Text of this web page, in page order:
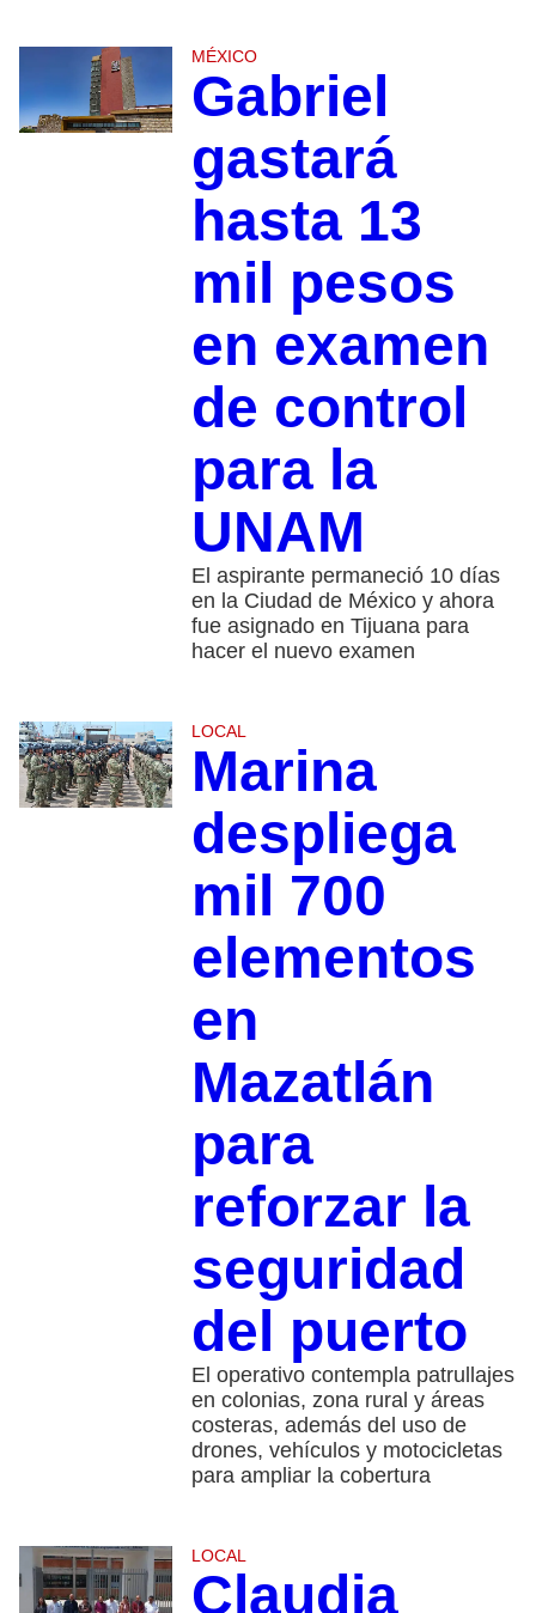
MÉXICO
Gabriel
gastará
hasta 13
mil pesos
en examen
de control
para la
UNAM
El aspirante permaneció 10 días
en la Ciudad de México y ahora
fue asignado en Tijuana para
hacer el nuevo examen
LOCAL
Marina
despliega
mil 700
elementos
en
Mazatlán
para
reforzar la
seguridad
del puerto
El operativo contempla patrullajes
en colonias, zona rural y áreas
costeras, además del uso de
drones, vehículos y motocicletas
para ampliar la cobertura
LOCAL
Claudia